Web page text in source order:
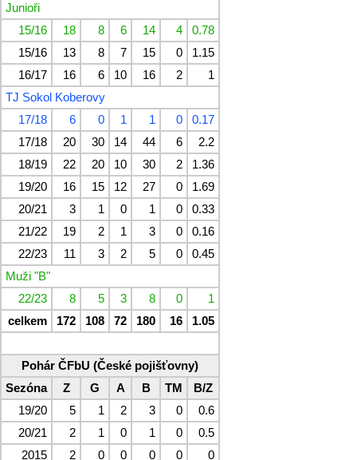
Junioři
15/16
18 8 6 14 4
0.78
15/16
13 8 7 15 0
1.15
16/17
16 6 10 16 2
1
TJ Sokol Koberovy
17/18
6 0 1 1 0
0.17
17/18
20 30 14 44 6
2.2
18/19
22 20 10 30 2
1.36
19/20
16 15 12 27 0
1.69
20/21
3 1 0 1 0
0.33
21/22
19 2 1 3 0
0.16
22/23
11 3 2 5 0
0.45
Muži "B"
22/23
8 5 3 8 0
1
celkem
172 108 72 180 16 1.05
Pohár ČFbU (České pojišťovny)
Sezóna
Z G A B TM
B/Z
19/20
5 1 2 3 0
0.6
20/21
2 1 0 1 0
0.5
2015
2 0 0 0 0 0